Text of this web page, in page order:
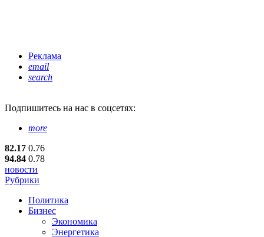
Реклама
email
search
Подпишитесь на нас в соцсетях:
more
82.17 0.76
94.84 0.78
новости
Рубрики
Политика
Бизнес
Экономика
Энергетика